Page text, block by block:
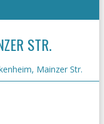
STR.
Mainzer Str.